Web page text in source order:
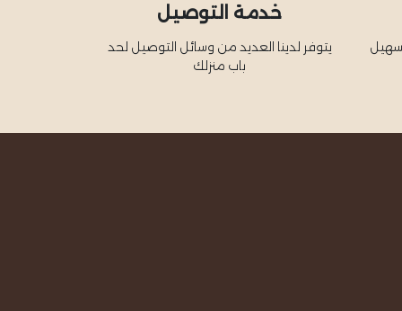
خدمة التوصيل
يتوفر لدينا العديد من وسائل التوصيل لحد
باب منزلك